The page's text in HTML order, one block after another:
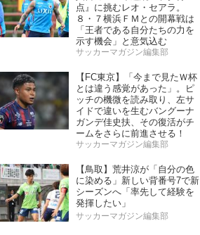
点』に挑むレオ・セアラ。
８・７横浜ＦＭとの開幕戦は
「王者である自分たちの力を
示す機会」と意気込む
サッカーマガジン編集部
【FC東京】「今まで見たＷ杯
とは違う感覚があった」。ピ
ッチの機微を読み取り、左サ
イドで違いを生むバングーナ
ガンデ佳史扶、その復活がチ
ームをさらに前進させる！
サッカーマガジン編集部
【鳥取】荒井涼が「自分の色
に染める」新しい背番号7で新
シーズンへ「率先して経験を
発揮したい」
サッカーマガジン編集部